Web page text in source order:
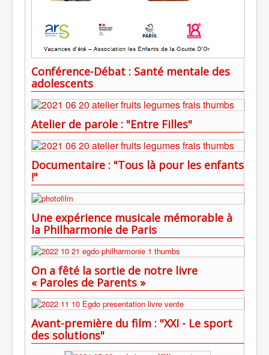
Conférence-Débat : Santé mentale des
adolescents
Atelier de parole : "Entre Filles"
Documentaire : "Tous là pour les enfants
!"
Une expérience musicale mémorable à
la Philharmonie de Paris
On a fêté la sortie de notre livre
« Paroles de Parents »
Avant-première du film : "XXI - Le sport
des solutions"